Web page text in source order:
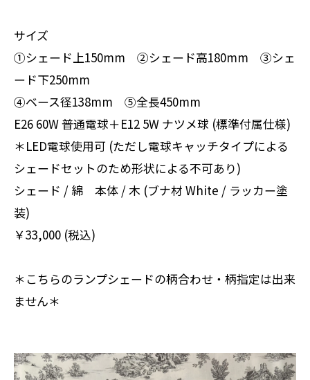
サイズ
①シェード上150mm ②シェード高180mm ③シェ
ード下250mm
④ベース径138mm ⑤全長450mm
E26 60W 普通電球＋E12 5W ナツメ球 (標準付属仕様)
＊LED電球使用可 (ただし電球キャッチタイプによる
シェードセットのため形状による不可あり)
シェード / 綿 本体 / 木 (ブナ材 White / ラッカー塗
装)
￥33,000 (税込)
＊こちらのランプシェードの柄合わせ・柄指定は出来
ません＊